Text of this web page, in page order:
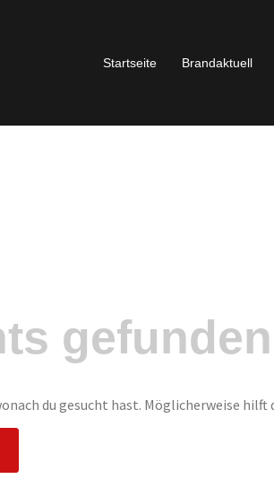
Startseite Brandaktuell
du gesucht hast. Möglicherweise hilft